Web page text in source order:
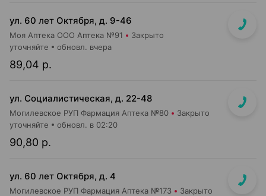
ул. 60 лет Октября, д. 9-46
Моя Аптека ООО Аптека №91 Закрыто
89,04 р.
уточняйте обновл. вчера
ул. Социалистическая, д. 22-48
Могилевское РУП Фармация Аптека №80 Закрыто
90,80 р.
уточняйте обновл. в 02:20
ул. 60 лет Октября, д. 4
Могилевское РУП Фармация Аптека №173 Закрыто